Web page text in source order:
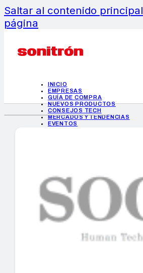
Saltar al contenido principal
página
INICIO
EMPRESAS
GUÍA DE COMPRA
NUEVOS PRODUCTOS
CONSEJOS TECH
MERCADOS Y TENDENCIAS
EVENTOS
INICIO
EMPRESAS
GUÍA DE COMPRA